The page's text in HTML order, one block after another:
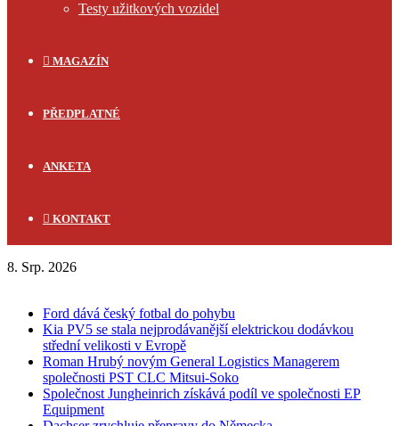
Testy užitkových vozidel
MAGAZÍN
PŘEDPLATNÉ
ANKETA
KONTAKT
8. Srp. 2026
Ford dává český fotbal do pohybu
Kia PV5 se stala nejprodávanější elektrickou dodávkou
střední velikosti v Evropě
Roman Hrubý novým General Logistics Managerem
společnosti PST CLC Mitsui-Soko
Společnost Jungheinrich získává podíl ve společnosti EP
Equipment